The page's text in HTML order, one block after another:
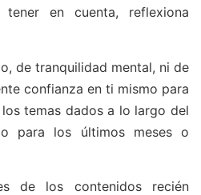
en cuenta, reflexiona
de tranquilidad mental, ni de
confianza en ti mismo para
temas dados a lo largo del
para los últimos meses o
de los contenidos recién